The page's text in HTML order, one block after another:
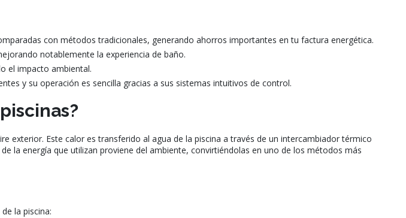
con métodos tradicionales, generando ahorros importantes en tu factura energética.
notablemente la experiencia de baño.
el impacto ambiental.
y su operación es sencilla gracias a sus sistemas intuitivos de control.
exterior. Este calor es transferido al agua de la piscina a través de un intercambiador térmico
la energía que utilizan proviene del ambiente, convirtiéndolas en uno de los métodos más
la piscina: